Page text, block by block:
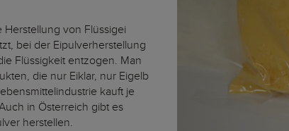
Herstellung von Flüssigei
bei der Eipulverherstellung
Flüssigkeit entzogen. Man
die nur Eiklar, nur Eigelb
kauft je
in Österreich gibt es
herstellen.